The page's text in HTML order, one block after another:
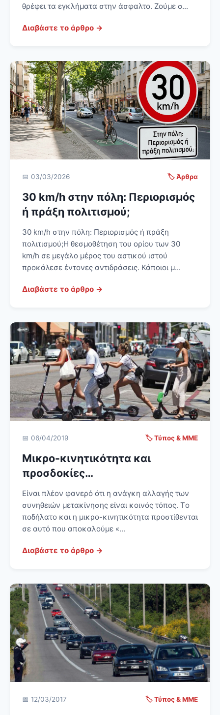
θρέφει τα εγκλήματα στην άσφαλτο. Ζούμε σ...
Διαβάστε το άρθρο →
📅 03/03/2026 🏷️ Άρθρα
30 km/h στην πόλη: Περιορισμός
ή πράξη πολιτισμού;
30 km/h στην πόλη: Περιορισμός ή πράξη
πολιτισμού;Η θεσμοθέτηση του ορίου των 30
km/h σε μεγάλο μέρος του αστικού ιστού
προκάλεσε έντονες αντιδράσεις. Κάποιοι μ...
Διαβάστε το άρθρο →
📅 06/04/2019 🏷️ Τύπος & ΜΜΕ
Μικρο-κινητικότητα και
προσδοκίες…
Είναι πλέον φανερό ότι η ανάγκη αλλαγής των
συνηθειών μετακίνησης είναι κοινός τόπος. Tο
ποδήλατο και η μικρο-κινητικότητα προστίθενται
σε αυτό που αποκαλούμε «...
Διαβάστε το άρθρο →
📅 12/03/2017 🏷️ Τύπος & ΜΜΕ